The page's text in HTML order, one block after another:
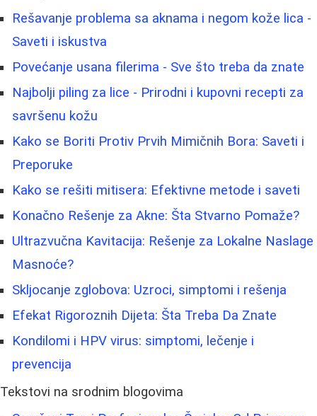
Rešavanje problema sa aknama i negom kože lica -
Saveti i iskustva
Povećanje usana filerima - Sve što treba da znate
Najbolji piling za lice - Prirodni i kupovni recepti za
savršenu kožu
Kako se Boriti Protiv Prvih Mimičnih Bora: Saveti i
Preporuke
Kako se rešiti mitisera: Efektivne metode i saveti
Konačno Rešenje za Akne: Šta Stvarno Pomaže?
Ultrazvučna Kavitacija: Rešenje za Lokalne Naslage
Masnoće?
Skljocanje zglobova: Uzroci, simptomi i rešenja
Efekat Rigoroznih Dijeta: Šta Treba Da Znate
Kondilomi i HPV virus: simptomi, lečenje i
prevencija
Tekstovi na srodnim blogovima